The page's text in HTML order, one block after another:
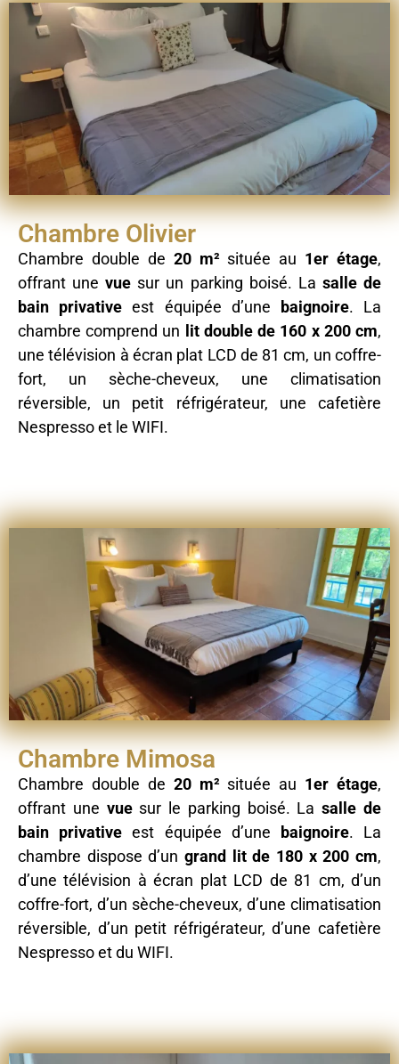
Chambre Olivier
Chambre double de 20 m²située au 1er étage,
offrant unevue sur un parking boisé. La salle de
bain privative est équipée d’une baignoire. La
chambre comprend un
lit double de 160 x 200 cm,
une télévision à écran plat LCD de 81 cm, un coffre-
fort, un sèche-cheveux, une climatisation
réversible, un petit réfrigérateur, une cafetière
Nespresso et le WIFI.
Chambre Mimosa
Chambre double de 20 m²située au 1er étage,
offrant une vue sur le parking boisé. Lasalle de
bain privative est équipée d’une baignoire. La
chambre dispose d’un grand lit de 180 x 200 cm,
d’une télévision à écran plat LCD de 81 cm, d’un
coffre-fort, d’un sèche-cheveux, d’une climatisation
réversible, d’un petit réfrigérateur, d’une cafetière
Nespresso et du WIFI.